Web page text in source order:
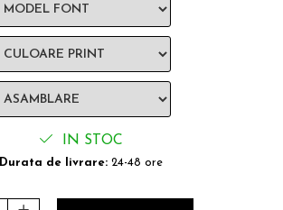
IN STOC
Durata de livrare:24-48 ore